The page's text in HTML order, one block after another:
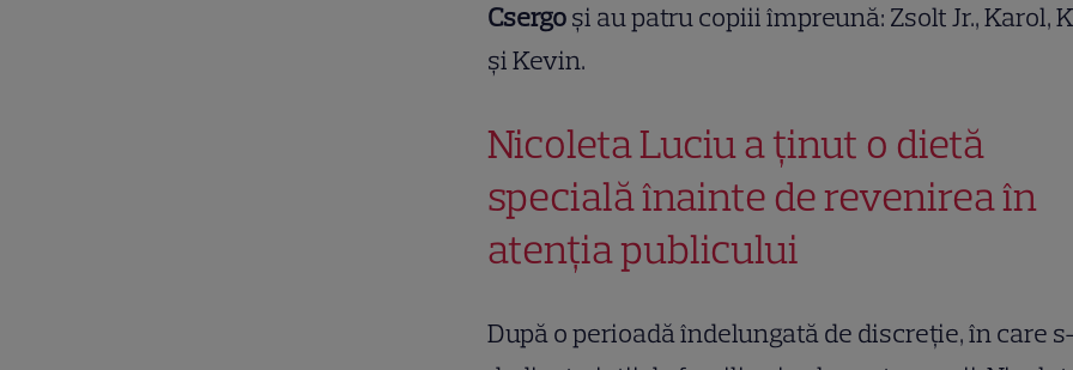
Csergoși au patru copiii împreună: Zsolt Jr., Karol,
și Kevin.
Nicoleta Luciu a ținut o dietă
specială înainte de revenirea în
atenția publicului
După o perioadă îndelungată de discreție, în care